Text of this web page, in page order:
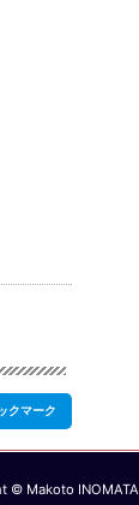
クマーク
Makoto